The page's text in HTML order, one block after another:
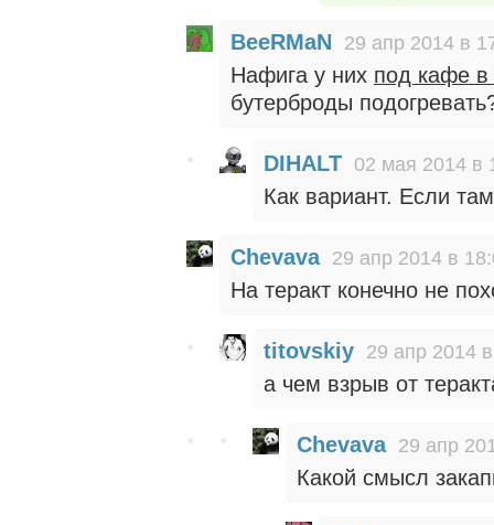
BeeRMaN 29 апр 2014 в
Нафига у них под кафе
бутерброды
DIHALT 02 мая 2014 в
Как вариант. Если
Chevava 29 апр 2014 в
На теракт конечно не
titovskiy 29 апр 2014
а чем взрыв от
Chevava 29 апр
Какой смысл